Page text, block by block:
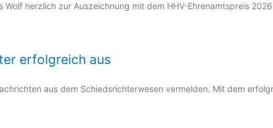
herzlich zur Auszeichnung mit dem HHV-Ehrenamtspreis
erfolgreich aus
aus dem Schiedsrichterwesen vermelden. Mit dem